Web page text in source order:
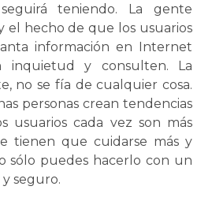
teniendo. La gente
el hecho de que los usuarios
información en Internet
inquietud y consulten. La
no se fía de cualquier cosa.
personas crean tendencias
usuarios cada vez son más
tienen que cuidarse más y
sólo puedes hacerlo con un
seguro.